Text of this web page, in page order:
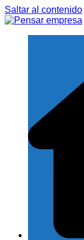
Saltar al contenido